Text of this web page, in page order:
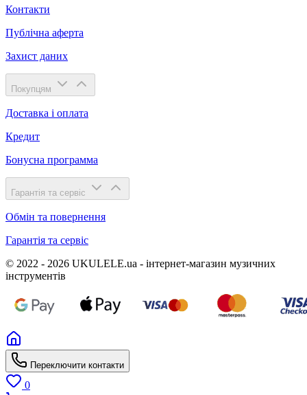
Контакти
Публічна аферта
Захист даних
Покупцям
Доставка і оплата
Кредит
Бонусна программа
Гарантія та сервіс
Обмін та повернення
Гарантія та сервіс
© 2022 - 2026 UKULELE.ua - інтернет-магазин музичних
інструментів
Переключити контакти
0